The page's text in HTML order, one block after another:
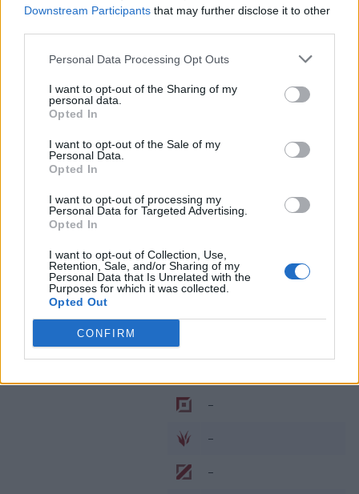
Downstream Participants that may further disclose it to other
Personal Data Processing Opt Outs
I want to opt-out of the Sharing of my
personal data.
Opted In
I want to opt-out of the Sale of my
Personal Data.
Opted In
I want to opt-out of processing my
Personal Data for Targeted Advertising.
Opted In
I want to opt-out of Collection, Use,
Retention, Sale, and/or Sharing of my
Personal Data that Is Unrelated with the
Purposes for which it was collected.
Opted Out
CONFIRM
ulegając dwukrotnie swojej starej formacji w play-
offach SuperLigi Orange. Jeskla miał również okazję
zaprezentować swoje umiejętności szerszej
publiczności podczas European Masters. Tam jednak
jego Movistar Riders musiało pożegnać się już w
pierwszej rundzie play-offów, ulegając w pełni
Przed Strömbergiem zupełnie nowe wyzwanie. Jeskla
zadebiutuje w najbardziej prestiżowych rozgrywkach
Starego Kontynentu u boku weterana, jakim bez
wątpienia jest kaSing. Razem z nimi w składzie exceL
oraz Fabian "Exileh" Schubert. Skład
przekazanych przez turecki Esporin
miałby
poprowadzić były szkoleniowiec H2k-Gaming – Michael
"Veteran" Archer.
Tak na chwilę obecną prezentuje się wyjściowa piątka
exceL na LEC 2019:
–
–
–